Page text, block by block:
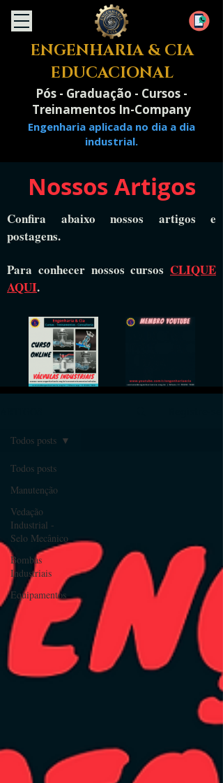
ENGENHARIA & CIA
EDUCACIONAL
Pós - Graduação - Cursos -
Treinamentos In-Company
Engenharia aplicada no dia a dia
industrial.
Nossos Artigos
Confira abaixo nossos artigos e
postagens.
Para conhecer nossos cursos CLIQUE
AQUI.
Todos posts
Manutenção
Vedação
Industrial -
Selo Mecânico
Bombas
Industriais
Equipamentos
Todos posts